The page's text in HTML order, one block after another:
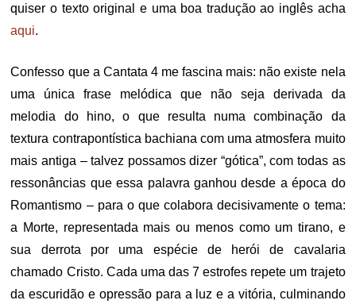
quiser o texto original e uma boa tradução ao inglês acha
aqui.
Confesso que a Cantata 4 me fascina mais: não existe nela
uma única frase melódica que não seja derivada da
melodia do hino, o que resulta numa combinação da
textura contrapontística bachiana com uma atmosfera muito
mais antiga – talvez possamos dizer “gótica”, com todas as
ressonâncias que essa palavra ganhou desde a época do
Romantismo – para o que colabora decisivamente o tema:
a Morte, representada mais ou menos como um tirano, e
sua derrota por uma espécie de herói de cavalaria
chamado Cristo. Cada uma das 7 estrofes repete um trajeto
da escuridão e opressão para a luz e a vitória, culminando